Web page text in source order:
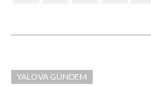
YALOVA GÜNDEM